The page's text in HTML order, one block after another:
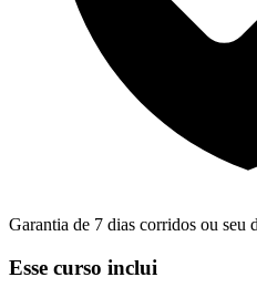
Garantia de 7 dias corridos ou seu
Esse curso inclui